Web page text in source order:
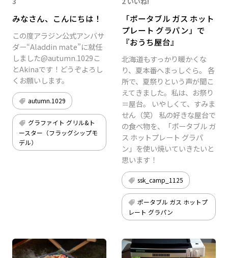
みなさん、こんにちは！
この度アラジン公式アンバサ
ダー“Aladdin mate”に就任
しました@autumn.1029こ
とAkinaです！どうぞよろし
くお願いします。
autumn.1029
グラファイト グリル&ト
ースター（フラッグシップモ
デル）
「ポータブル ガス ホット
プレート グラパン」で
『おうち屋台』
北海道もすっかり暖かくな
り、夏本番へまっしぐら。 各
所で、夏祭りという声が聞こ
えてきました。私は、お祭り
＝屋台。 いやしくて、すみま
せん（笑） 私の好きな屋台で
の食べ物を、「ポータブル ガ
ス ホットプレート グラパ
ン」を使い焼いていきたいと
思います！
ssk_camp_1125
ポータブル ガス ホットプ
レート グラパン